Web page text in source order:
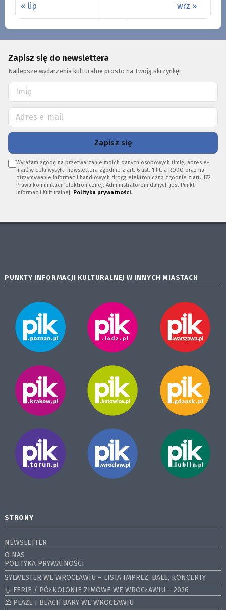
« lip wrz »
Zapisz się do newslettera
Najlepsze wydarzenia kulturalne prosto na Twoją skrzynkę!
Zapisz się
Wyrażam zgodę na przetwarzanie moich danych osobowych (imię, adres e-
mail) w celu wysyłki newslettera zgodnie z art. 6 ust. 1 lit. a RODO oraz na
otrzymywanie informacji handlowych drogą elektroniczną zgodnie z art. 172
Prawa komunikacji elektronicznej. Administratorem danych jest Punkt
Informacji Kulturalnej. Polityka prywatności.
PUNKTY INFORMACJI KULTURALNEJ W INNYCH MIASTACH
STRONY
NEWSLETTER
O NAS
POLITYKA PRYWATNOŚCI
SYLWESTER WE WROCŁAWIU – LISTA IMPREZ, BALE, KONCERTY
⛄️ FERIE / PÓŁKOLONIE ZIMOWE WE WROCŁAWIU – 2026
⛱️ PLAŻE I BEACH BARY WE WROCŁAWIU